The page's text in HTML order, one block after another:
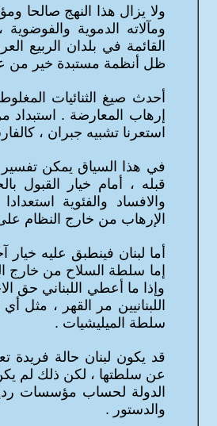
ولا يزال هذا النهج صالحا
ومآلاته الدموية
القائمة في بلدان الربيع
ظل أنظمة مستبدة خير من
أحدث صيغ الثنائيات
إرهاب المعارضة . استبداد
استعرنا تشبيه جبران ،
في هذا السياق يمكن
قبله ، أمام خيار
القبول
والافساد والفئوية
الإرهاب من خارج النظام
أما لبنان فينطبق عليه خيار
إما سلطة السلاح من خارج
وإذا ما أعطي اللبناني حق
اللبنانيين مر القهر ، مثل
سلطة الميليشيات .
قد يكون لبنان حالة فريدة
عن سلطتها ، لكن ذلك لم
الدولة لحساب مؤسسات
والدستور .